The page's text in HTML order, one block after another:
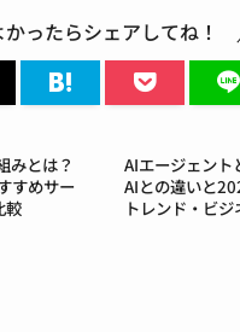
かったらシェアしてね！
みとは？
すめサー
較
AIエージェント
AIとの違いと
トレンド・ビ